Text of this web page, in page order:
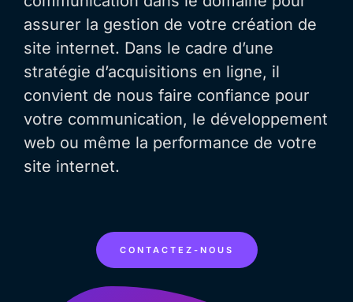
assurer la gestion de votre création de
site internet. Dans le cadre d’une
stratégie d’acquisitions en ligne, il
convient de nous faire confiance pour
votre communication, le développement
web ou même la performance de votre
site internet.
CONTACTEZ-NOUS